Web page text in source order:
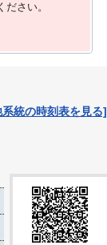
ださい。
統の時刻表を見る]